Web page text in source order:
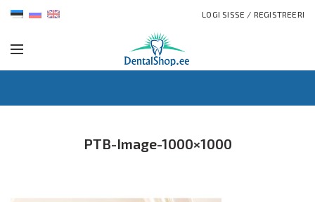
LOGI SISSE / REGISTREERI
PTB-Image-1000×1000